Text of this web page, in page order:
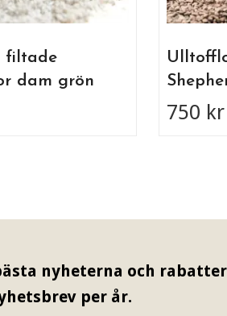
filtade
dam grön
750 kr
nyheterna och
per år.